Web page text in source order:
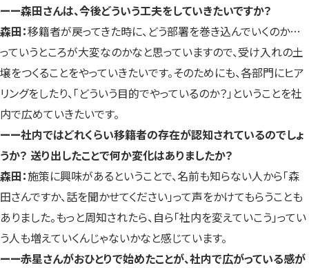
ーー森田さんは、今後どういう工夫をしていきたいですか？
森田：移籍者が戻ってきた時に、どう部署を巻き込んでいくのか…
っていうところが大変なのかなと思っていますので、受け入れの土
壌をつくることをやっていきたいです。そのためにも、各部門にヒア
リングをしたり、「どういう目的でやっているのか？」ということを社
内で広めていきたいです。
ーー社内ではどれくらい移籍者の存在が認知されているのでしょ
うか？ 送り出したことで何か変化はありましたか？
森田：施策に興味があるということで、名前も知らない人から「森
田さんですか、話を聞かせてください」って声をかけてもらうことも
ありました。もっと周知されたら、自ら「社内を変えていこう」ってい
う人も増えていくんじゃないかなと感じています。
ーー赤星さんがおひとりで始めたことが、社内で広がっている感が